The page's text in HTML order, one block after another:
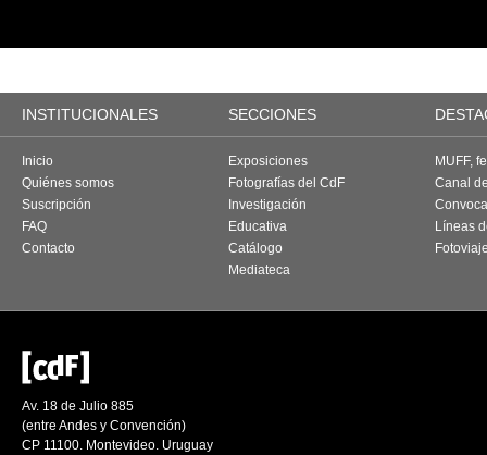
INSTITUCIONALES SECCIONES
Inicio
Quiénes somos
Suscripción
FAQ
Contacto
Exposiciones
Fotografías del CdF
Investigación
Educativa
Catálogo
Mediateca
MUFF,
Canal
Líneas
Av. 18 de Julio 885
(entre Andes y Convención)
CP 11100. Montevideo. Uruguay